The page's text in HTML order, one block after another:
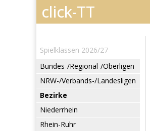
Spielklassen 2026/27
Bundes-/Regional-/Oberligen
NRW-/Verbands-/Landesligen
Bezirke
Niederrhein
Rhein-Ruhr